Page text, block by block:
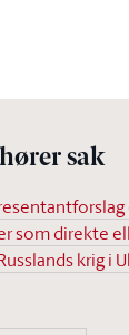
sak
som direkte
krig i